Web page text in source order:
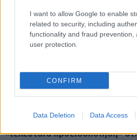
I want to allow Google to enable
related to security, including
functionality and fraud prevention,
user protection.
CONFIRM
Data Deletion Data Access
Ο Ντόναλντ Τραμπ τόνισε
Truth Social, πως την απόφαση
(του Ισραήλ)Νετανιάχου
χαρακτηρίζοντας «ατυχές» το
Την Κυριακή, ο μεγιστάνας
«τελευταία προειδοποίηση»